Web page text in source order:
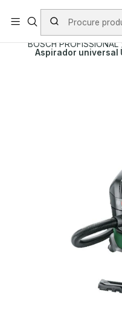
PORTES INCLUÍDOS
Início PRODUTOS
BOSCH PROFISSIONAL
Aspirador universal